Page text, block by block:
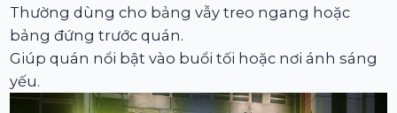
Thường dùng cho bảng vẫy treo ngang hoặc
bảng đứng trước quán.
Giúp quán nổi bật vào buổi tối hoặc nơi ánh sáng
yếu.